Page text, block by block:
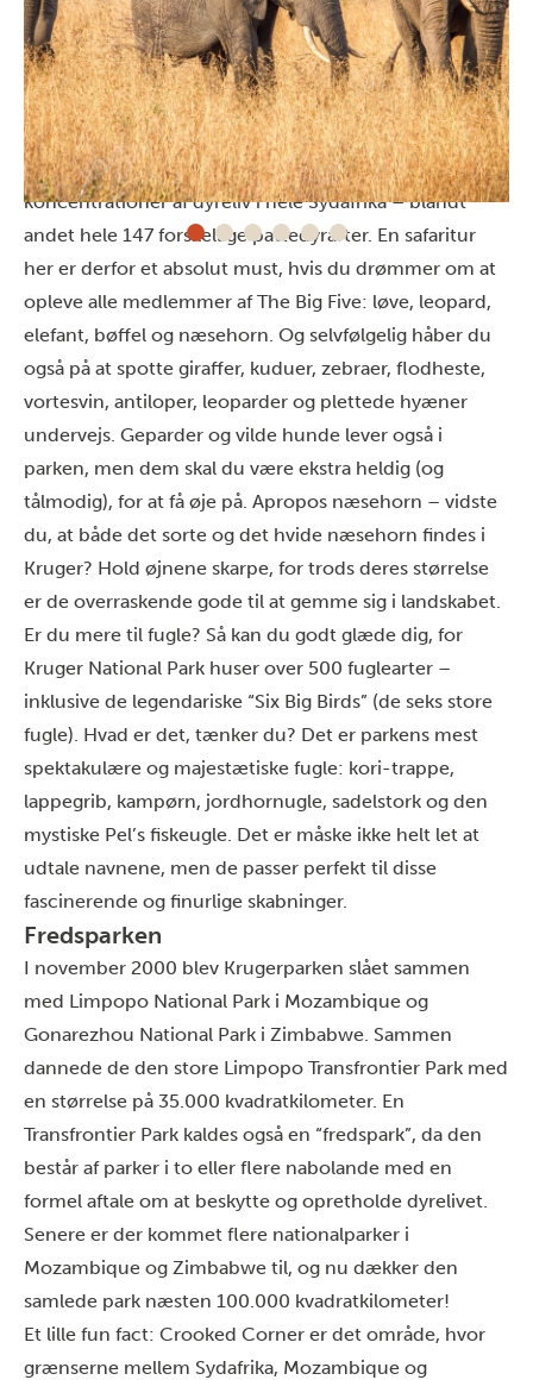
Mød The Big Five – og parkens seks
majestætiske fugle
Kruger National Park har en af de tætteste
koncentrationer af dyreliv i hele Sydafrika – blandt
andet hele 147 forskellige pattedyrarter. En safaritur
her er derfor et absolut must, hvis du drømmer om at
opleve alle medlemmer af The Big Five: løve, leopard,
elefant, bøffel og næsehorn. Og selvfølgelig håber du
også på at spotte giraffer, kuduer, zebraer, flodheste,
vortesvin, antiloper, leoparder og plettede hyæner
undervejs. Geparder og vilde hunde lever også i
parken, men dem skal du være ekstra heldig (og
tålmodig), for at få øje på. Apropos næsehorn – vidste
du, at både det sorte og det hvide næsehorn findes i
Kruger? Hold øjnene skarpe, for trods deres størrelse
er de overraskende gode til at gemme sig i landskabet.
Er du mere til fugle? Så kan du godt glæde dig, for
Kruger National Park huser over 500 fuglearter –
inklusive de legendariske “Six Big Birds” (de seks store
fugle). Hvad er det, tænker du? Det er parkens mest
spektakulære og majestætiske fugle: kori-trappe,
lappegrib, kampørn, jordhornugle, sadelstork og den
mystiske Pel’s fiskeugle. Det er måske ikke helt let at
udtale navnene, men de passer perfekt til disse
fascinerende og finurlige skabninger.
Fredsparken
I november 2000 blev Krugerparken slået sammen
med Limpopo National Park i Mozambique og
Gonarezhou National Park i Zimbabwe. Sammen
dannede de den store Limpopo Transfrontier Park med
en størrelse på 35.000 kvadratkilometer. En
Transfrontier Park kaldes også en “fredspark”, da den
består af parker i to eller flere nabolande med en
formel aftale om at beskytte og opretholde dyrelivet.
Senere er der kommet flere nationalparker i
Mozambique og Zimbabwe til, og nu dækker den
samlede park næsten 100.000 kvadratkilometer!
Et lille fun fact: Crooked Corner er det område, hvor
grænserne mellem Sydafrika, Mozambique og